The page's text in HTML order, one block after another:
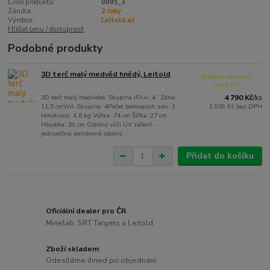
Číslo produktu:
0091_s
Záruka:
2 roky
Výrobce:
Leitold.at
Hlídat cenu / dostupnost
Podobné produkty
3D terč malý medvěd hnědý, Leitold
3D terč malý medvídek Skupina IFAA: 4 ¨Zóna:
11,5 cmWA Skupina: 4Počet bodovacích zón: 3
Hmotnost: 4,6 kg Výška: 74 cm Šířka: 27 cm
Hloubka: 20 cm Odolný vůči UV záření.-
jednodílný, extrémně odolný ...
4 790 Kč/ks
3 959 Kč bez DPH
Skladem centrální
sklad EU
Přidat do košíku
Oficiální dealer pro ČR
Minelab, SRT Targets a Leitold
Zboží skladem
Odesíláme ihned po objednání